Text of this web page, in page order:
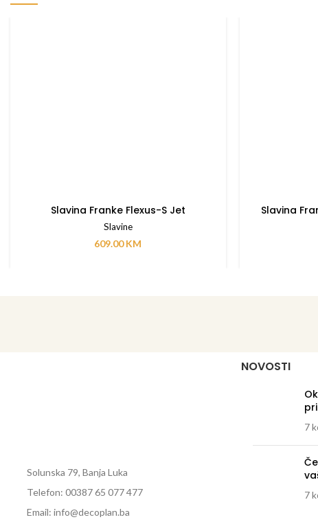
Slavina Franke Flexus-S Jet
Slavine
609.00KM
Slavina
Solunska 79, Banja Luka
Telefon: 00387 65 077 477
Email: info@decoplan.ba
NOVOSTI
7
7